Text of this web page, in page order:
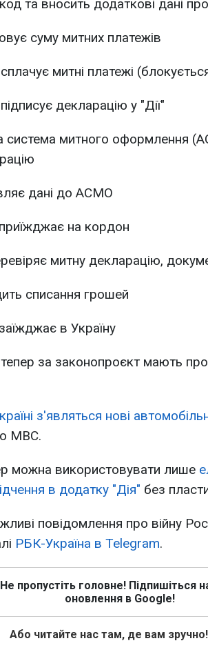
та вносить додаткові дані
суму митних платежів
митні платежі
декларацію у "Дії"
система митного оформлення
дані до АСМО
на кордон
митну декларацію,
списання грошей
в Україну
за законопроєкт мають
з'являться нові
МВС.
можна використовувати лише
в додатку "Дія" без
повідомлення про війну
РБК-Україна в Telegram.
Не пропустіть головне! Підпишіться
оновлення в Google!
Або читайте нас там, де вам зручно!